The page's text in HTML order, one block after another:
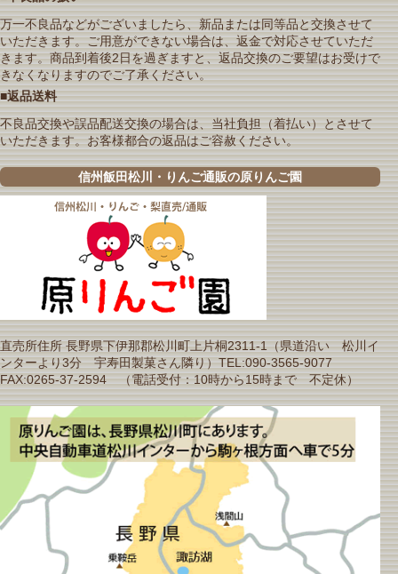
万一不良品などがございましたら、新品または同等品と交換させて
いただきます。ご用意ができない場合は、返金で対応させていただ
きます。商品到着後2日を過ぎますと、返品交換のご要望はお受けで
きなくなりますのでご了承ください。
■返品送料
不良品交換や誤品配送交換の場合は、当社負担（着払い）とさせて
いただきます。お客様都合の返品はご容赦ください。
信州飯田松川・りんご通販の原りんご園
直売所住所 長野県下伊那郡松川町上片桐2311-1（県道沿い 松川イ
ンターより3分 宇寿田製菓さん隣り）TEL:090-3565-9077
FAX:0265-37-2594 （電話受付：10時から15時まで 不定休）